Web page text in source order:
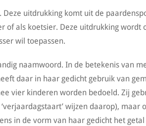
Deze uitdrukking komt uit de
of als koetsier. Deze uitdrukking wordt
wil toepassen.
naamwoord. In de betekenis van
daar in haar gedicht gebruik van
vier kinderen worden bedoeld. Zij
wijzen daarop), maar
in de vorm van haar gedicht het